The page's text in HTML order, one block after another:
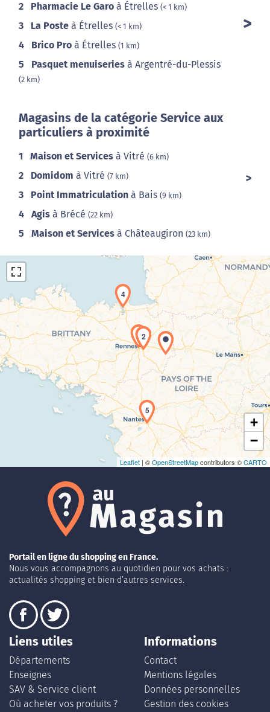
2 Pharmacie Le Garo à Étrelles (< 1 km)
3 La Poste à Étrelles (< 1 km)
4 Brico Pro à Étrelles (1 km)
5 Pasquet menuiseries à Argentré-du-Plessis
(2 km)
Magasins de la catégorie Service aux
particuliers à proximité
1 Maison et Services à Vitré (6 km)
2 Domidom à Vitré (7 km)
3 Point Immatriculation à Bais (9 km)
4 Agis à Brécé (22 km)
5 Maison et Services à Châteaugiron (23 km)
Chargement de la carte en cours...
1
2
3
4
5
+
−
Leaflet | ©OpenStreetMapcontributors ©CARTO
Portail en ligne du shopping en France.
Nous vous accompagnons au quotidien pour vos achats :
actualités shopping et bien d’autres services.
Liens utiles
Départements
Enseignes
SAV & Service client
Où acheter vos produits ?
Informations
Contact
Mentions légales
Données personnelles
Gestion des cookies